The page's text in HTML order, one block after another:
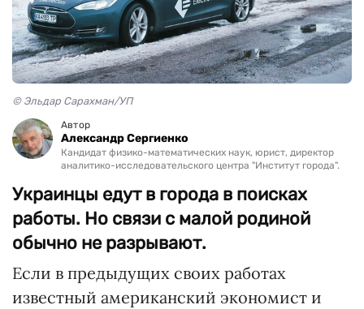
© Эльдар Сарахман/УП
Автор
Александр Сергиенко
Кандидат физико-математических наук, юрист, директор
аналитико-исследовательского центра "Институт города".
Украинцы едут в города в поисках
работы. Но связи с малой родиной
обычно не разрывают.
Если в предыдущих своих работах
известный американский экономист и